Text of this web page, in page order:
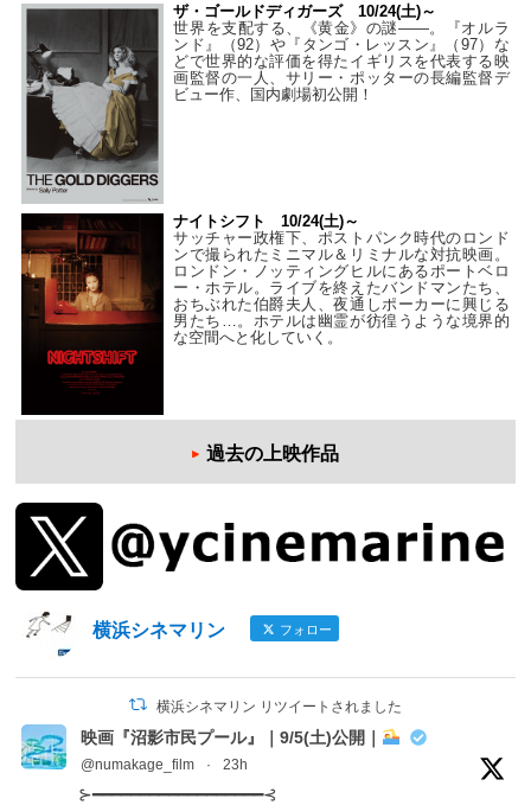
ザ・ゴールドディガーズ 10/24(土)～
世界を支配する、《黄金》の謎――。『オルラ
ンド』（92）や『タンゴ・レッスン』（97）な
どで世界的な評価を得たイギリスを代表する映
画監督の一人、サリー・ポッターの長編監督デ
ビュー作、国内劇場初公開！
ナイトシフト 10/24(土)～
サッチャー政権下、ポストパンク時代のロンド
ンで撮られたミニマル＆リミナルな対抗映画。
ロンドン・ノッティングヒルにあるポートベロ
ー・ホテル。ライブを終えたバンドマンたち、
おちぶれた伯爵夫人、夜通しポーカーに興じる
男たち…。ホテルは幽霊が彷徨うような境界的
な空間へと化していく。
過去の上映作品
横浜シネマリン フォロー
横浜シネマリン リツイートされました
映画『沼影市民プール』｜9/5(土)公開｜
@numakage_film · 23h
⊱━━━━━━━━━━━━━━━━━━⊰